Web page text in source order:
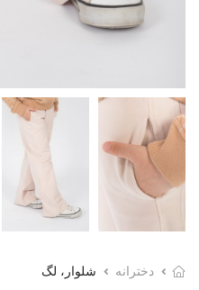
دخترانه شلوار، لگ